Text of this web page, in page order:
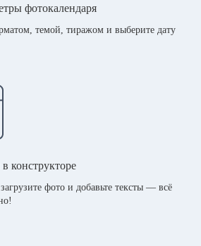
фотокалендаря
темой, тиражом и выберите дату
конструкторе
фото и добавьте тексты — всё